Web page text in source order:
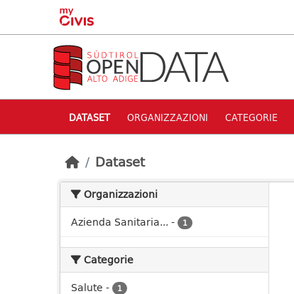
Skip to main content
DATASET ORGANIZZAZIONI CATEGORIE
Dataset
Organizzazioni
Azienda Sanitaria... - 1
Categorie
Salute - 1